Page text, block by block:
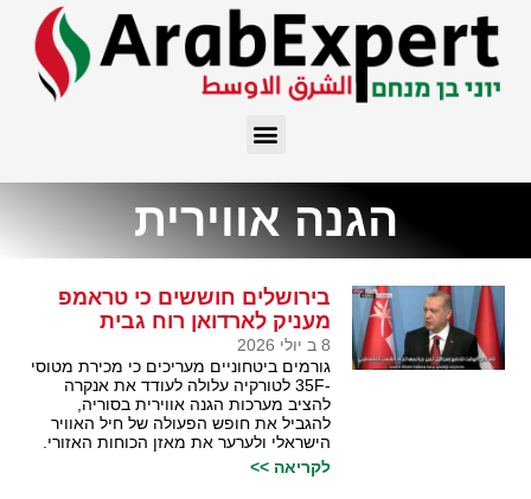
הגנה אווירית
בירושלים חוששים כי טראמפ
מעניק לארדואן רוח גבית
8 ב יולי 2026
גורמים ביטחוניים מעריכים כי מכירת מטוסי
-35F לטורקיה עלולה לעודד את אנקרה
להציב מערכות הגנה אווירית בסוריה,
להגביל את חופש הפעולה של חיל האוויר
הישראלי ולערער את מאזן הכוחות האזורי.
לקריאה >>